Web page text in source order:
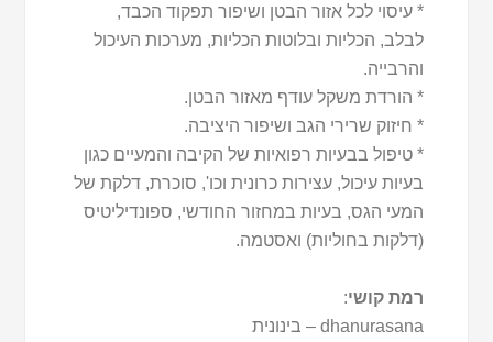
* עיסוי לכל אזור הבטן ושיפור תפקוד הכבד,
לבלב, הכליות ובלוטות הכליות, מערכות העיכול
והרבייה.
* הורדת משקל עודף מאזור הבטן.
* חיזוק שרירי הגב ושיפור היציבה.
* טיפול בבעיות רפואיות של הקיבה והמעיים כגון
בעיות עיכול, עצירות כרונית וכו', סוכרת, דלקת של
המעי הגס, בעיות במחזור החודשי, ספונדיליטיס
(דלקות בחוליות) ואסטמה.
רמת קושי:
dhanurasana – בינונית